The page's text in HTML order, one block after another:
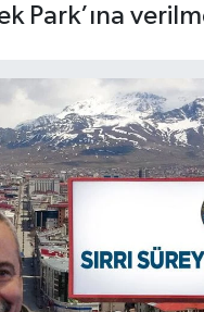
Park’ına